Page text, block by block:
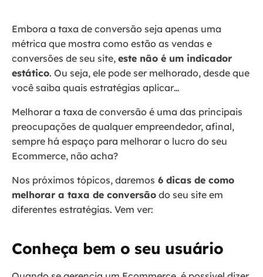
Embora a taxa de conversão seja apenas uma
métrica que mostra como estão as vendas e
conversões de seu site, este não é um indicador
estático. Ou seja, ele pode ser melhorado, desde que
você saiba quais estratégias aplicar…
Melhorar a taxa de conversão é uma das principais
preocupações de qualquer empreendedor, afinal,
sempre há espaço para melhorar o lucro do seu
Ecommerce, não acha?
Nos próximos tópicos, daremos 6 dicas de como
melhorar a taxa de conversão do seu site em
diferentes estratégias. Vem ver:
Conheça bem o seu usuário